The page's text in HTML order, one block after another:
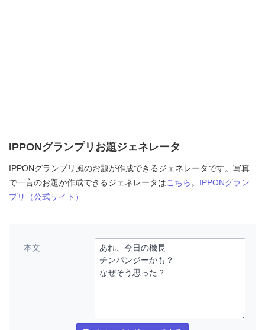
IPPONグランプリお題ジェネレータ
IPPONグランプリ風のお題が作成できるジェネレータです。写真
で一言のお題が作成できるジェネレータはこちら 。 IPPONグラン
プリ（公式サイト）
本文